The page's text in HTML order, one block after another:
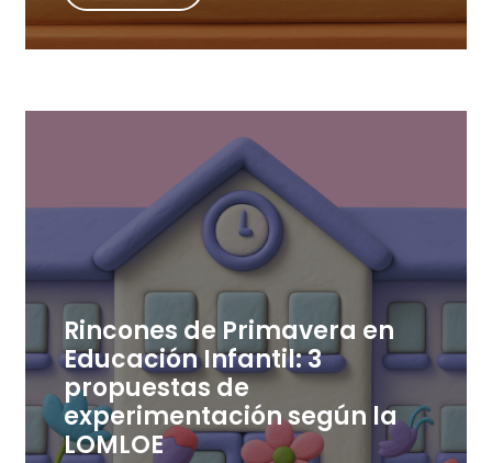
Rincones de Primavera en
Educación Infantil: 3
propuestas de
experimentación según la
LOMLOE